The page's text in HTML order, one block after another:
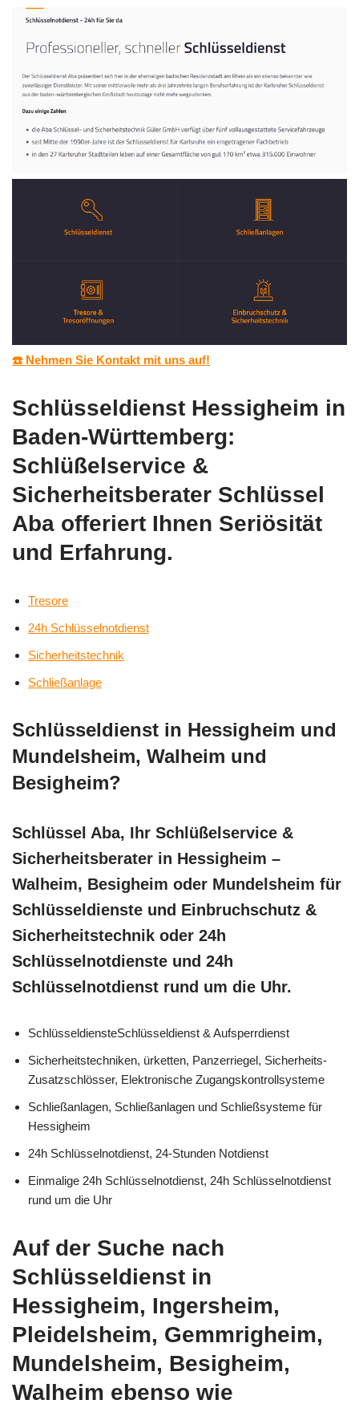
☎️ Nehmen Sie Kontakt mit uns auf!
Schlüsseldienst Hessigheim in
Baden-Württemberg:
Schlüßelservice &
Sicherheitsberater Schlüssel
Aba offeriert Ihnen Seriösität
und Erfahrung.
Tresore
24h Schlüsselnotdienst
Sicherheitstechnik
Schließanlage
Schlüsseldienst in Hessigheim und
Mundelsheim, Walheim und
Besigheim?
Schlüssel Aba, Ihr Schlüßelservice &
Sicherheitsberater in Hessigheim –
Walheim, Besigheim oder Mundelsheim für
Schlüsseldienste und Einbruchschutz &
Sicherheitstechnik oder 24h
Schlüsselnotdienste und 24h
Schlüsselnotdienst rund um die Uhr.
SchlüsseldiensteSchlüsseldienst & Aufsperrdienst
Sicherheitstechniken, ürketten, Panzerriegel, Sicherheits-
Zusatzschlösser, Elektronische Zugangskontrollsysteme
Schließanlagen, Schließanlagen und Schließsysteme für
Hessigheim
24h Schlüsselnotdienst, 24-Stunden Notdienst
Einmalige 24h Schlüsselnotdienst, 24h Schlüsselnotdienst
rund um die Uhr
Auf der Suche nach
Schlüsseldienst in
Hessigheim, Ingersheim,
Pleidelsheim, Gemmrigheim,
Mundelsheim, Besigheim,
Walheim ebenso wie